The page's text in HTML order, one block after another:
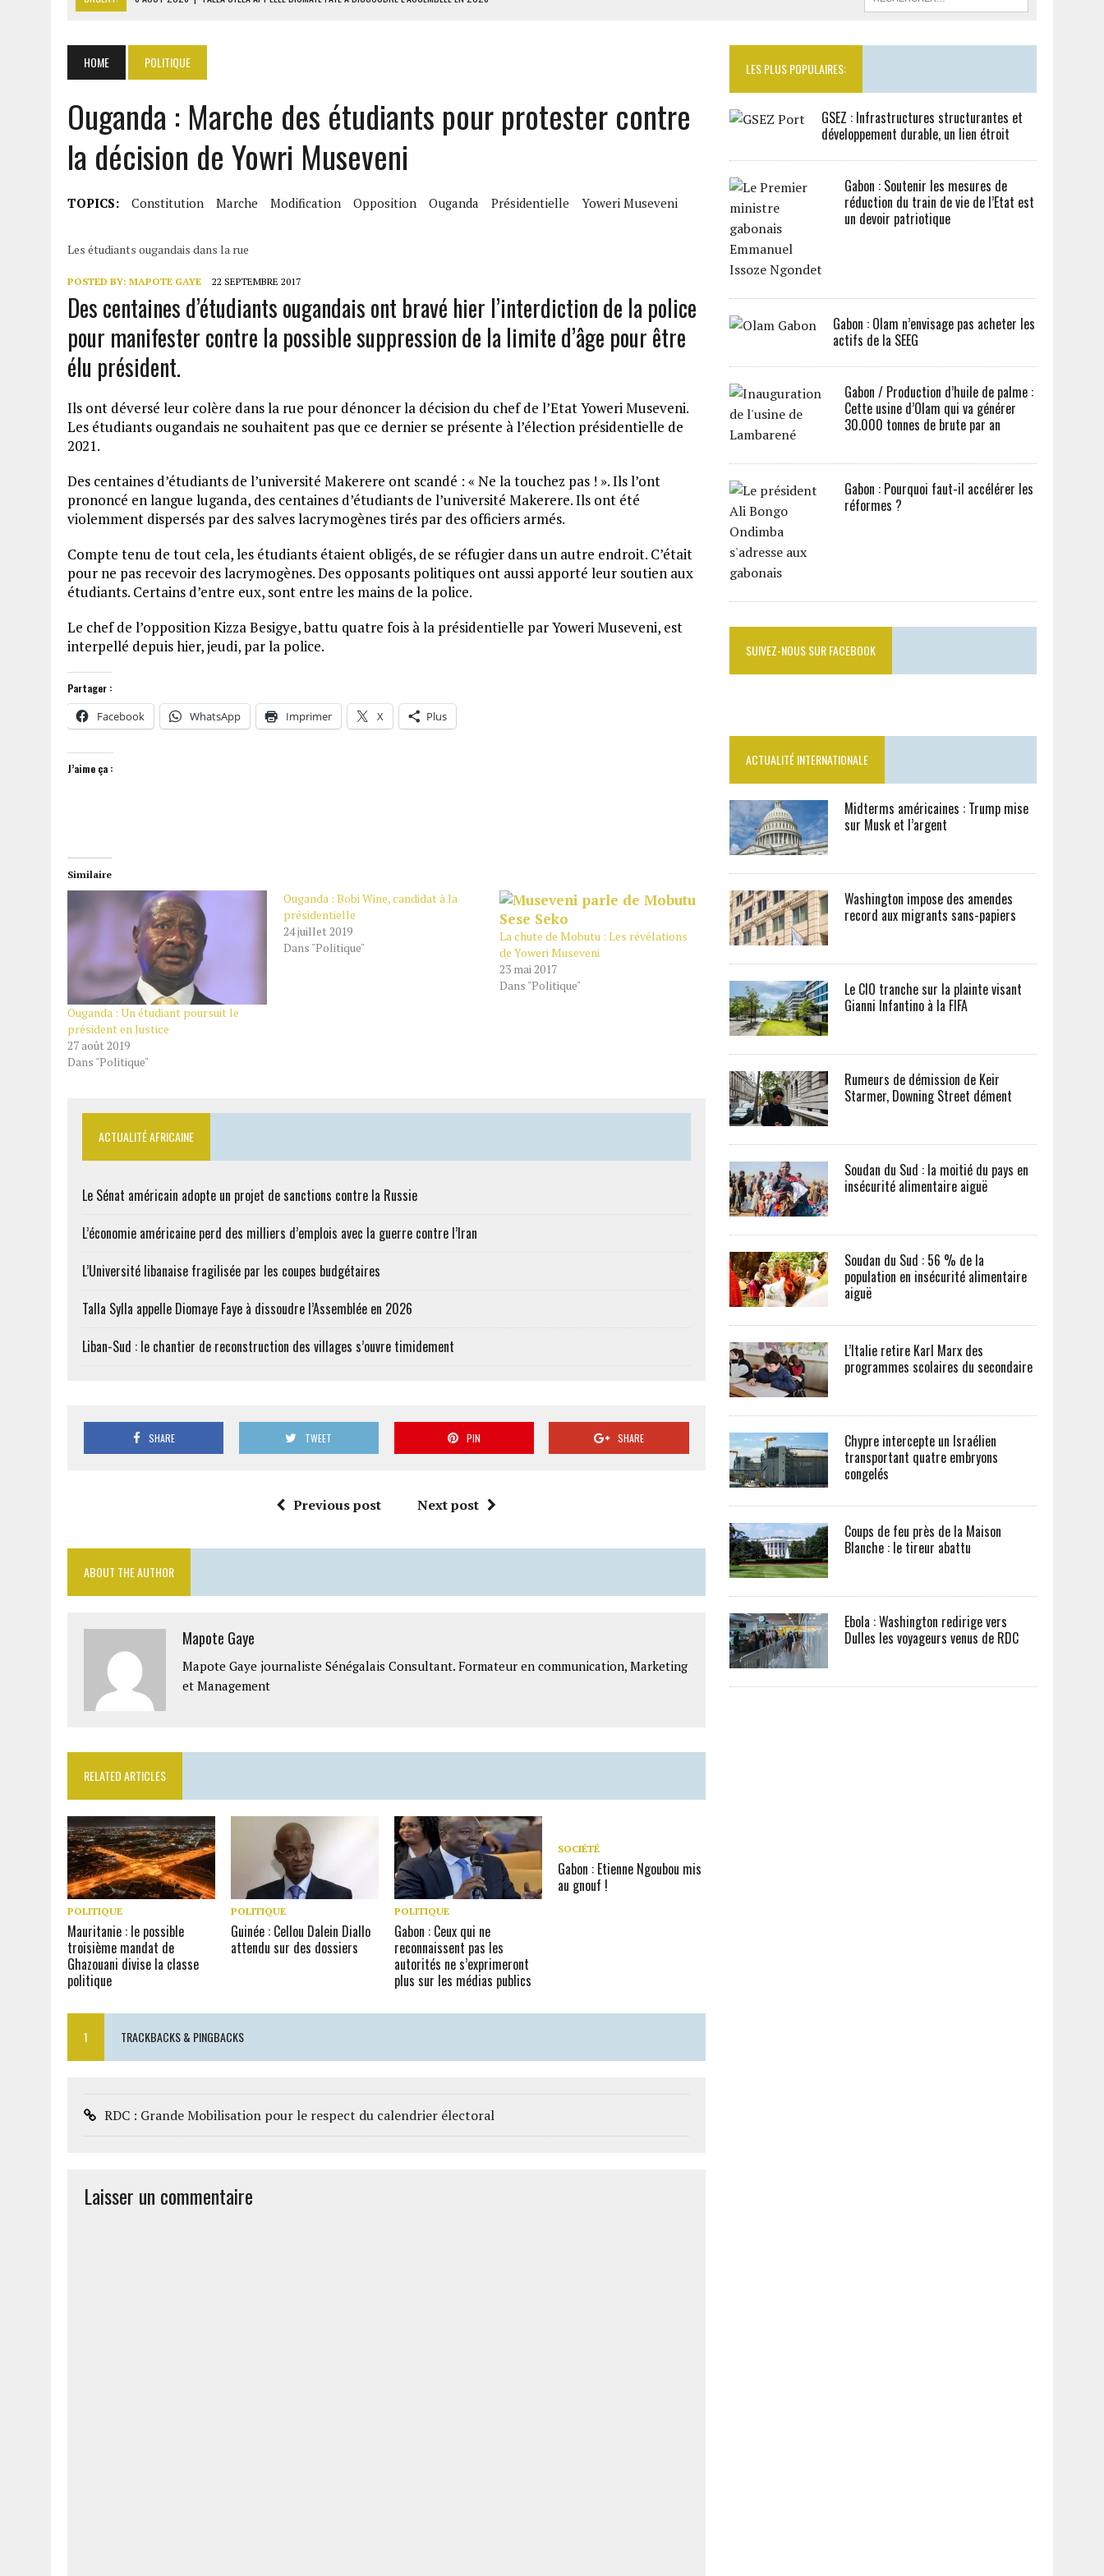
8 AOÛT 2026 | L’ÉCONOMIE AMÉRICAINE PERD DES MILLIERS D’EMPLOIS AVEC LA GUERRE CONTRE L’IRAN
L’UNIVERSITÉ LIBANAISE FRAGILISÉE PAR LES COUPES BUDGÉTAIRES
HOME POLITIQUE
Ouganda : Marche des étudiants pour protester contre
la décision de Yowri Museveni
TOPICS: Constitution Marche Modification Opposition Ouganda Présidentielle Yoweri Museveni
Les étudiants ougandais dans la rue
POSTED BY: MAPOTE GAYE 22 SEPTEMBRE 2017
Des centaines d’étudiants ougandais ont bravé hier l’interdiction de la police
pour manifester contre la possible suppression de la limite d’âge pour être
élu président.
Ils ont déversé leur colère dans la rue pour dénoncer la décision du chef de l’Etat Yoweri Museveni.
Les étudiants ougandais ne souhaitent pas que ce dernier se présente à l’élection présidentielle de
2021.
Des centaines d’étudiants de l’université Makerere ont scandé : « Ne la touchez pas ! ». Ils l’ont
prononcé en langue luganda, des centaines d’étudiants de l’université Makerere. Ils ont été
violemment dispersés par des salves lacrymogènes tirés par des officiers armés.
Compte tenu de tout cela, les étudiants étaient obligés, de se réfugier dans un autre endroit. C’était
pour ne pas recevoir des lacrymogènes. Des opposants politiques ont aussi apporté leur soutien aux
étudiants. Certains d’entre eux, sont entre les mains de la police.
Le chef de l’opposition Kizza Besigye, battu quatre fois à la présidentielle par Yoweri Museveni, est
interpellé depuis hier, jeudi, par la police.
Partager :
Facebook WhatsApp Imprimer X Plus
J’aime ça :
Similaire
Ouganda : Un étudiant poursuit le
président en Justice
27 août 2019
Dans "Politique"
Ouganda : Bobi Wine, candidat à la
présidentielle
24 juillet 2019
Dans "Politique"
La chute de Mobutu : Les révélations
de Yoweri Museveni
23 mai 2017
Dans "Politique"
ACTUALITÉ AFRICAINE
Le Sénat américain adopte un projet de sanctions contre la Russie
L’économie américaine perd des milliers d’emplois avec la guerre contre l’Iran
L’Université libanaise fragilisée par les coupes budgétaires
Talla Sylla appelle Diomaye Faye à dissoudre l’Assemblée en 2026
Liban-Sud : le chantier de reconstruction des villages s’ouvre timidement
SHARE TWEET PIN SHARE
Previous post Next post
ABOUT THE AUTHOR
Mapote Gaye
Mapote Gaye journaliste Sénégalais Consultant. Formateur en communication, Marketing
et Management
RELATED ARTICLES
POLITIQUE
Mauritanie : le possible
troisième mandat de
Ghazouani divise la classe
politique
POLITIQUE
Guinée : Cellou Dalein Diallo
attendu sur des dossiers
POLITIQUE
Gabon : Ceux qui ne
reconnaissent pas les
autorités ne s’exprimeront
plus sur les médias publics
SOCIÉTÉ
Gabon : Etienne Ngoubou mis
au gnouf !
1 TRACKBACKS & PINGBACKS
RDC : Grande Mobilisation pour le respect du calendrier électoral
Laisser un commentaire
LES PLUS POPULAIRES:
GSEZ : Infrastructures structurantes et
développement durable, un lien étroit
Gabon : Soutenir les mesures de
réduction du train de vie de l’Etat est
un devoir patriotique
Gabon : Olam n’envisage pas acheter les
actifs de la SEEG
Gabon / Production d’huile de palme :
Cette usine d’Olam qui va générer
30.000 tonnes de brute par an
Gabon : Pourquoi faut-il accélérer les
réformes ?
SUIVEZ-NOUS SUR FACEBOOK
ACTUALITÉ INTERNATIONALE
Midterms américaines : Trump mise
sur Musk et l’argent
Washington impose des amendes
record aux migrants sans-papiers
Le CIO tranche sur la plainte visant
Gianni Infantino à la FIFA
Rumeurs de démission de Keir
Starmer, Downing Street dément
Soudan du Sud : la moitié du pays en
insécurité alimentaire aiguë
Soudan du Sud : 56 % de la
population en insécurité alimentaire
aiguë
L’Italie retire Karl Marx des
programmes scolaires du secondaire
Chypre intercepte un Israélien
transportant quatre embryons
congelés
Coups de feu près de la Maison
Blanche : le tireur abattu
Ebola : Washington redirige vers
Dulles les voyageurs venus de RDC